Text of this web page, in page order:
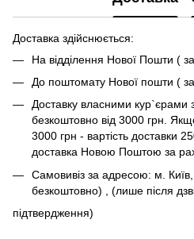
Доставка здійснюється:
На відділення Нової Пошти (
До поштомату Нової пошти (
Доставку власними кур`єрами
безкоштовно від 3000 грн.
3000 грн - вартість доставки
доставка Новою Поштою за
Самовивіз за адресою: м.
безкоштовно) , (лише після
підтвердження)